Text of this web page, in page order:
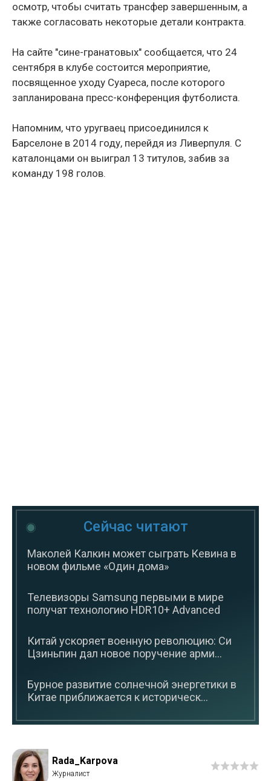
осмотр, чтобы считать трансфер завершенным, а
также согласовать некоторые детали контракта.
На сайте "сине-гранатовых" сообщается, что 24
сентября в клубе состоится мероприятие,
посвященное уходу Суареса, после которого
запланирована пресс-конференция футболиста.
Напомним, что уругваец присоединился к
Барселоне в 2014 году, перейдя из Ливерпуля. С
каталонцами он выиграл 13 титулов, забив за
команду 198 голов.
Сейчас читают
Маколей Калкин может сыграть Кевина в
новом фильме «Один дома»
Телевизоры Samsung первыми в мире
получат технологию HDR10+ Advanced
Китай ускоряет военную революцию: Си
Цзиньпин дал новое поручение арми...
Бурное развитие солнечной энергетики в
Китае приближается к историческ...
Rada_Karpova